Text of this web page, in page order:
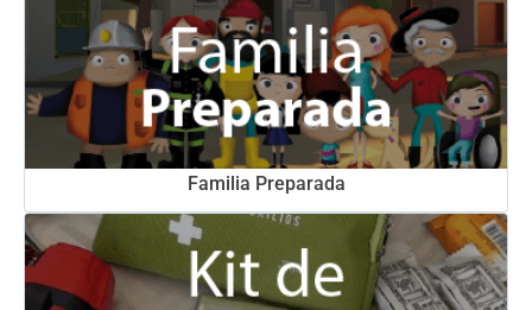
Familia Preparada